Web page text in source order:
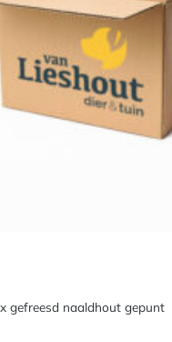
gefreesd naaldhout gepunt